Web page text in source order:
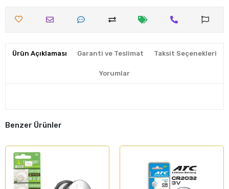
Ürün Açıklaması Garanti ve Teslimat Taksit Seçenekleri
Yorumlar
Benzer Ürünler